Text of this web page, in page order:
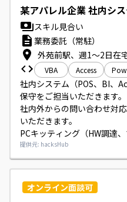
某アパレル企業 社内シ
スキル見合い
業務委託（常駐）
外苑前駅、週1～2日在
VBA Access
社内システム（POS、BI、
保守をご担当いただきます。
社内外からの問い合わせ対
いただきます。
PCキッティング（HW調達
PowerShellを用いた作業、
義～プログラミング）、お
用業務も含まれます。
提供元: hacksHub
オンライン面談可